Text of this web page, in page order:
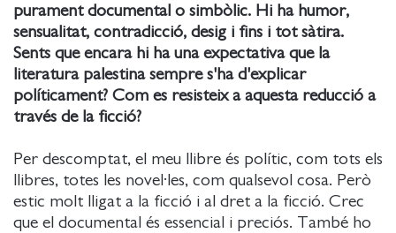
purament documental o simbòlic. Hi ha humor,
sensualitat, contradicció, desig i fins i tot sàtira.
Sents que encara hi ha una expectativa que la
literatura palestina sempre s'ha d'explicar
políticament? Com es resisteix a aquesta reducció a
través de la ficció?
Per descomptat, el meu llibre és polític, com tots els
llibres, totes les novel·les, com qualsevol cosa. Però
estic molt lligat a la ficció i al dret a la ficció. Crec
que el documental és essencial i preciós. També ho